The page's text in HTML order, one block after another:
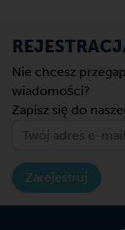
Nie chcesz
wiadomości?
Zapisz się do
Zarejestruj